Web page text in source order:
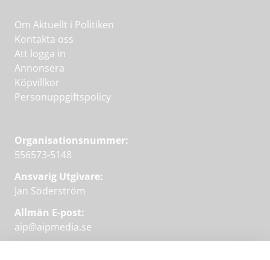
Om Aktuellt i Politiken
Kontakta oss
Att logga in
Annonsera
Köpvillkor
Personuppgiftspolicy
Organisationsnummer:
556573-5148
Ansvarig Utgivare:
Jan Söderström
Allmän E-post:
aip@aipmedia.se